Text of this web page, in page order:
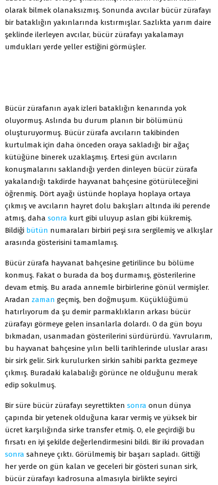
olarak bilmek olanaksızmış. Sonunda avcılar bücür zürafayı
bir bataklığın yakınlarında kıstırmışlar. Sazlıkta yarım daire
şeklinde ilerleyen avcılar, bücür zürafayı yakalamayı
umdukları yerde yeller estiğini görmüşler.
Bücür zürafanın ayak izleri bataklığın kenarında yok
oluyormuş. Aslında bu durum planın bir bölümünü
oluşturuyormuş. Bücür zürafa avcıların takibinden
kurtulmak için daha önceden oraya sakladığı bir ağaç
kütüğüne binerek uzaklaşmış. Ertesi gün avcıların
konuşmalarını saklandığı yerden dinleyen bücür zürafa
yakalandığı takdirde hayvanat bahçesine götürüleceğini
öğrenmiş. Dört ayağı üstünde hoplaya hoplaya ortaya
çıkmış ve avcıların hayret dolu bakışları altında iki perende
atmış, daha sonra kurt gibi uluyup aslan gibi kükremiş.
Bildiği bütün numaraları birbiri peşi sıra sergilemiş ve alkışlar
arasında gösterisini tamamlamış.
Bücür zürafa hayvanat bahçesine getirilince bu bölüme
konmuş. Fakat o burada da boş durmamış, gösterilerine
devam etmiş. Bu arada annemle birbirlerine gönül vermişler.
Aradan zaman geçmiş, ben doğmuşum. Küçüklüğümü
hatırlıyorum da şu demir parmaklıkların arkası bücür
zürafayı görmeye gelen insanlarla dolardı. O da gün boyu
bıkmadan, usanmadan gösterilerini sürdürürdü. Yavrularım,
bu hayvanat bahçesine yılın belli tarihlerinde uluslar arası
bir sirk gelir. Sirk kurulurken sirkin sahibi parkta gezmeye
çıkmış. Buradaki kalabalığı görünce ne olduğunu merak
edip sokulmuş.
Bir süre bücür zürafayı seyrettikten sonra onun dünya
çapında bir yetenek olduğuna karar vermiş ve yüksek bir
ücret karşılığında sirke transfer etmiş. O, ele geçirdiği bu
fırsatı en iyi şekilde değerlendirmesini bildi. Bir iki provadan
sonra sahneye çıktı. Görülmemiş bir başarı sapladı. Gittiği
her yerde on gün kalan ve geceleri bir gösteri sunan sirk,
bücür zürafayı kadrosuna almasıyla birlikte seyirci